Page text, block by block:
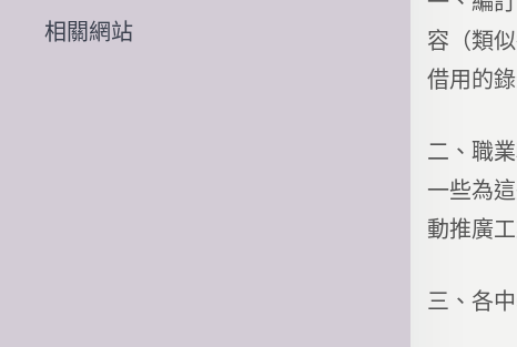
相關網站
容（類
借用的
二、職
一些為
動推廣
三、各